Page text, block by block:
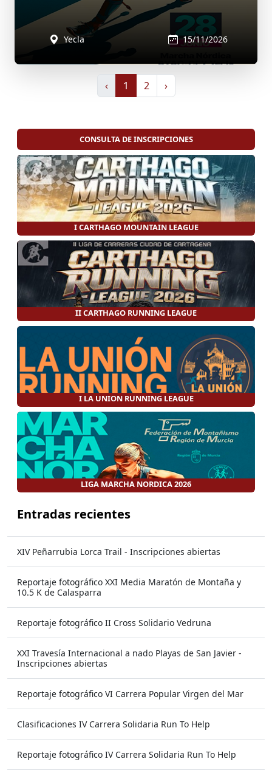
Yecla 15/11/2026
‹ 1 2 ›
CONSULTA DE INSCRIPCIONES
I CARTHAGO MOUNTAIN LEAGUE
II CARTHAGO RUNNING LEAGUE
I LA UNION RUNNING LEAGUE
LIGA MARCHA NORDICA 2026
Entradas recientes
XIV Peñarrubia Lorca Trail - Inscripciones abiertas
Reportaje fotográfico XXI Media Maratón de Montaña y
10.5 K de Calasparra
Reportaje fotográfico II Cross Solidario Vedruna
XXI Travesía Internacional a nado Playas de San Javier -
Inscripciones abiertas
Reportaje fotográfico VI Carrera Popular Virgen del Mar
Clasificaciones IV Carrera Solidaria Run To Help
Reportaje fotográfico IV Carrera Solidaria Run To Help